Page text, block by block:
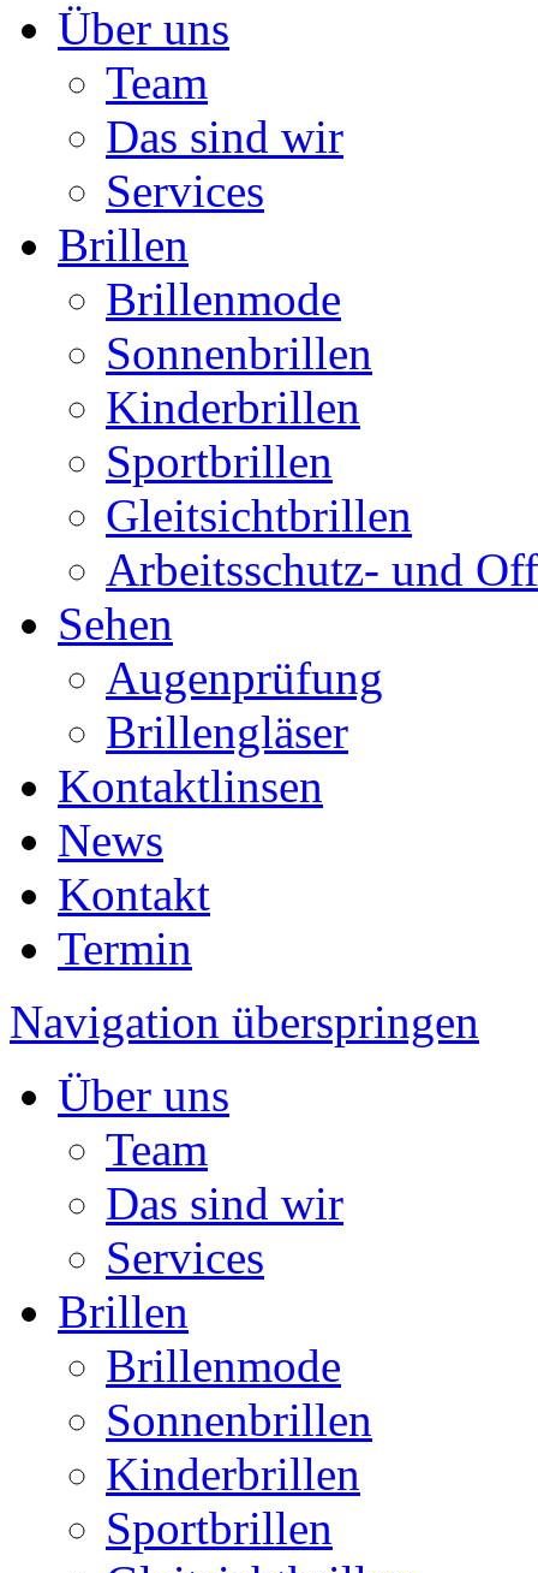
Über uns
Team
Das sind wir
Services
Brillen
Brillenmode
Sonnenbrillen
Kinderbrillen
Sportbrillen
Gleitsichtbrillen
Arbeitsschutz- und
Sehen
Augenprüfung
Brillengläser
Kontaktlinsen
News
Kontakt
Termin
Navigation überspringen
Über uns
Team
Das sind wir
Services
Brillen
Brillenmode
Sonnenbrillen
Kinderbrillen
Sportbrillen